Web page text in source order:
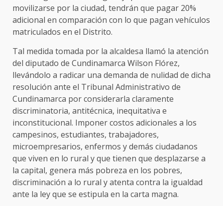
movilizarse por la ciudad, tendrán que pagar 20%
adicional en comparación con lo que pagan vehículos
matriculados en el Distrito.
Tal medida tomada por la alcaldesa llamó la atención
del diputado de Cundinamarca Wilson Flórez,
llevándolo a radicar una demanda de nulidad de dicha
resolución ante el Tribunal Administrativo de
Cundinamarca por considerarla claramente
discriminatoria, antitécnica, inequitativa e
inconstitucional. Imponer costos adicionales a los
campesinos, estudiantes, trabajadores,
microempresarios, enfermos y demás ciudadanos
que viven en lo rural y que tienen que desplazarse a
la capital, genera más pobreza en los pobres,
discriminación a lo rural y atenta contra la igualdad
ante la ley que se estipula en la carta magna.